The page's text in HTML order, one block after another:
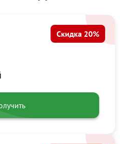
Скидка 20%